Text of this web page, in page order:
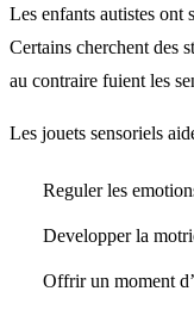
Les enfants autistes ont
Certains cherchent des
au contraire fuient les
Les jouets sensoriels
Reguler les
Developper la
Offrir un moment